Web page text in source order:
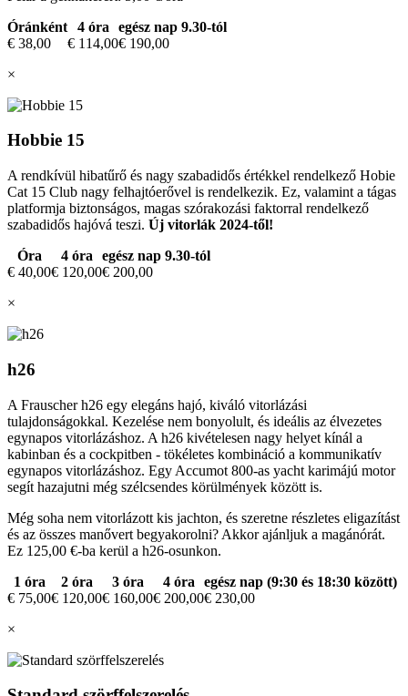
Óránként
4 óra
egész nap 9.30-tól
€ 38,00
€ 114,00€ 190,00
×
Hobbie 15
A rendkívül hibatűrő és nagy szabadidős értékkel rendelkező Hobie
Cat 15 Club nagy felhajtóerővel is rendelkezik. Ez, valamint a tágas
platformja biztonságos, magas szórakozási faktorral rendelkező
szabadidős hajóvá teszi. Új vitorlák 2024-től!
Óra
4 óra
egész nap 9.30-tól
€ 40,00€ 120,00€ 200,00
×
h26
A Frauscher h26 egy elegáns hajó, kiváló vitorlázási
tulajdonságokkal. Kezelése nem bonyolult, és ideális az élvezetes
egynapos vitorlázáshoz. A h26 kivételesen nagy helyet kínál a
kabinban és a cockpitben - tökéletes kombináció a kommunikatív
egynapos vitorlázáshoz. Egy Accumot 800-as yacht karimájú motor
segít hazajutni még szélcsendes körülmények között is.
Még soha nem vitorlázott kis jachton, és szeretne részletes eligazítást
és az összes manővert begyakorolni? Akkor ajánljuk a magánórát.
Ez 125,00 €-ba kerül a h26-osunkon.
1 óra
2 óra 3 óra 4 óra
egész nap (9:30 és 18:30 között)
€ 75,00€ 120,00€ 160,00€ 200,00€ 230,00
×